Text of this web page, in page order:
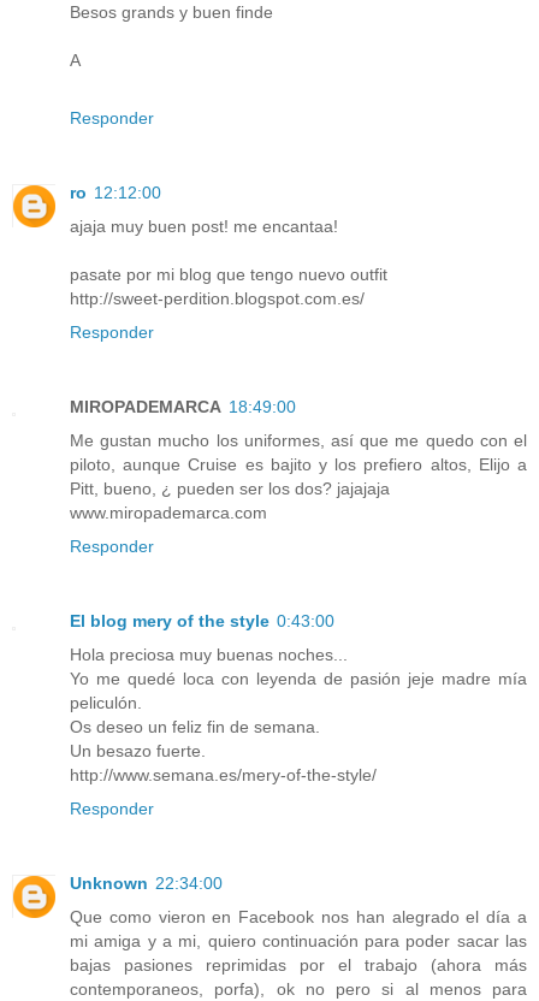
Besos grands y buen finde
A
Responder
ro 12:12:00
ajaja muy buen post! me encantaa!
pasate por mi blog que tengo nuevo outfit
http://sweet-perdition.blogspot.com.es/
Responder
MIROPADEMARCA 18:49:00
Me gustan mucho los uniformes, así que me quedo con el
piloto, aunque Cruise es bajito y los prefiero altos, Elijo a
Pitt, bueno, ¿ pueden ser los dos? jajajaja
www.miropademarca.com
Responder
El blog mery of the style 0:43:00
Hola preciosa muy buenas noches...
Yo me quedé loca con leyenda de pasión jeje madre mía
peliculón.
Os deseo un feliz fin de semana.
Un besazo fuerte.
http://www.semana.es/mery-of-the-style/
Responder
Unknown 22:34:00
Que como vieron en Facebook nos han alegrado el día a
mi amiga y a mi, quiero continuación para poder sacar las
bajas pasiones reprimidas por el trabajo (ahora más
contemporaneos, porfa), ok no pero si al menos para